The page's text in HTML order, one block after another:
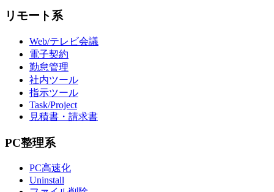
リモート系
Web/テレビ会議
電子契約
勤怠管理
社内ツール
指示ツール
Task/Project
見積書・請求書
PC整理系
PC高速化
Uninstall